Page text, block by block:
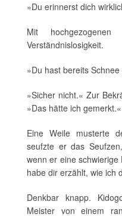
»Du erinnerst dich
Mit
Verständnislosigkeit.
»Du hast bereits
»Sicher nicht.« Zur
»Das hätte ich gemerkt.«
Eine Weile musterte
seufzte er das
wenn er eine
habe dir erzählt, wie ich
Denkbar knapp.
Meister von einem